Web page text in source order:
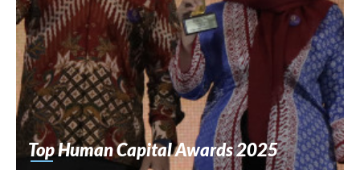
Top Human Capital Awards 2025